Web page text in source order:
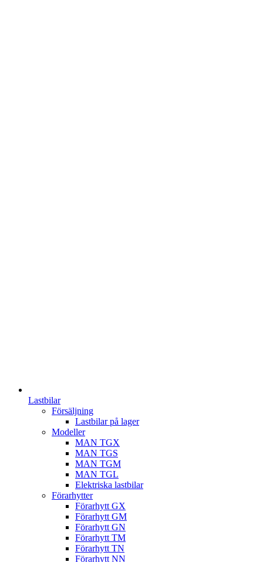
Lastbilar
Försäljning
Lastbilar på lager
Modeller
MAN TGX
MAN TGS
MAN TGM
MAN TGL
Elektriska lastbilar
Förarhytter
Förarhytt GX
Förarhytt GM
Förarhytt GN
Förarhytt TM
Förarhytt TN
Förarhytt NN